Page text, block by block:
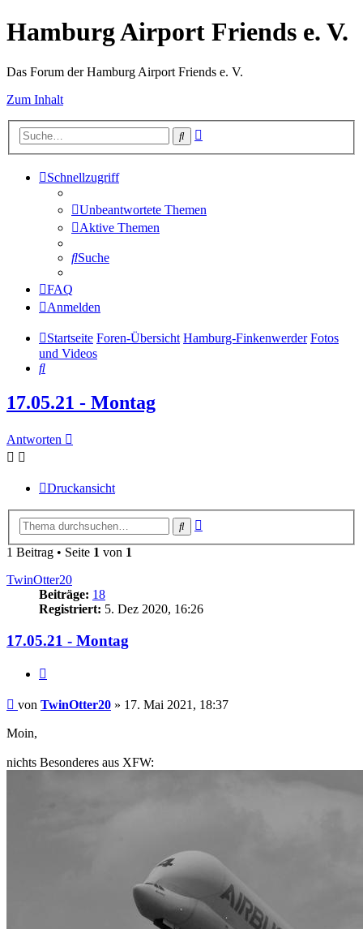
Hamburg Airport Friends e. V.
Das Forum der Hamburg Airport Friends e. V.
Zum Inhalt
Suche
Schnellzugriff
Unbeantwortete Themen
Aktive Themen
Suche
FAQ
Anmelden
Startseite Foren-Übersicht Hamburg-Finkenwerder Fotos
und Videos
Suche
17.05.21 - Montag
Antworten
Druckansicht
Suche
1 Beitrag • Seite 1 von 1
TwinOtter20
Beiträge: 18
Registriert: 5. Dez 2020, 16:26
17.05.21 - Montag
Beitrag
von TwinOtter20 » 17. Mai 2021, 18:37
Moin,
nichts Besonderes aus XFW: